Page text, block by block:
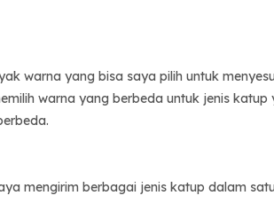
warna yang bisa saya pilih untuk
warna yang berbeda untuk jenis
mengirim berbagai jenis katup dalam